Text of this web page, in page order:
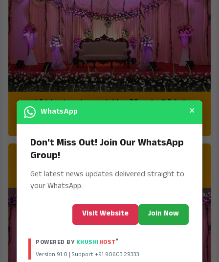
WhatsApp ×
Don't Miss Out! Join Our WhatsApp
Group!
Get latest news updates delivered straight to
your WhatsApp.
Visit Website Join Now
POWERED BY KHUSHIHOST®
Version 91.0 | Support +91 90603 29333